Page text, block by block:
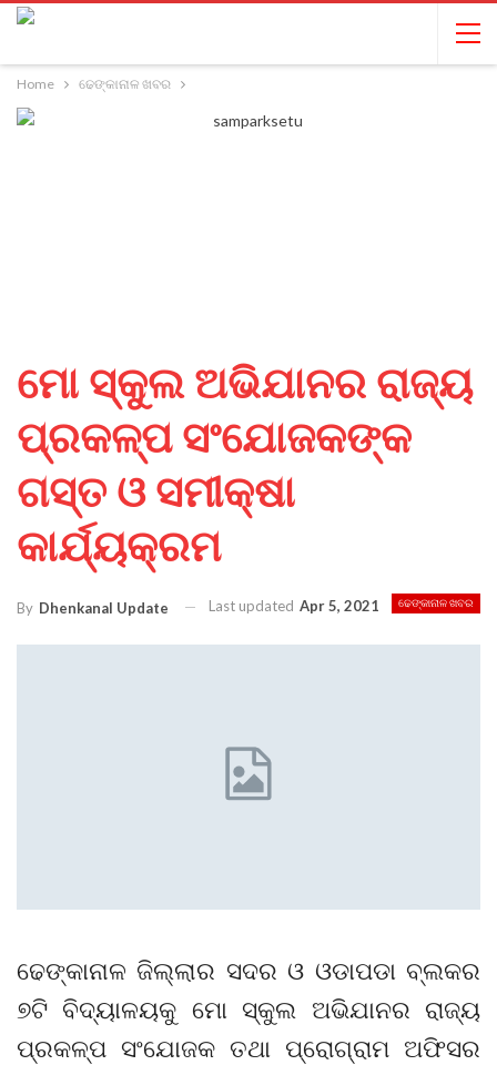
Home ଢେଙ୍କାନାଳ ଖବର
ମୋ ସ୍କୁଲ ଅଭିଯାନର ରାଜ୍ୟ
ପ୍ରକଳ୍ପ ସଂଯୋଜକଙ୍କ
ଗସ୍ତ ଓ ସମୀକ୍ଷା
କାର୍ଯ୍ୟକ୍ରମ
ଢେଙ୍କାନାଳ ଖବର
By Dhenkanal Update Last updated Apr 5, 2021
ଢେଙ୍କାନାଳ ଜିଲ୍ଲାର ସଦର ଓ ଓଡାପଡା ବ୍ଲକର
୭ଟି ବିଦ୍ୟାଳୟକୁ ମୋ ସ୍କୁଲ ଅଭିଯାନର ରାଜ୍ୟ
ପ୍ରକଳ୍ପ ସଂଯୋଜକ ତଥା ପ୍ରୋଗ୍ରାମ ଅଫିସର